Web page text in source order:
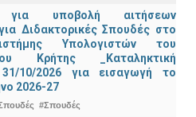
για υποβολή αιτήσεων
Διδακτορικές Σπουδές στο
Υπολογιστών του
Κρήτης _Καταληκτική
31/10/2026 για εισαγωγή το
2026-27
#Σπουδές